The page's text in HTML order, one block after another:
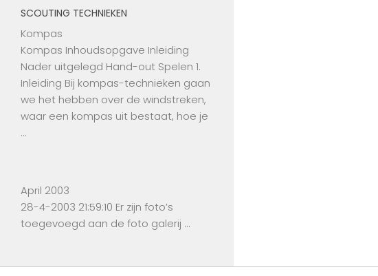
SCOUTING TECHNIEKEN
Kompas
Kompas Inhoudsopgave Inleiding
Nader uitgelegd Hand-out Spelen 1.
Inleiding Bij kompas-technieken gaan
we het hebben over de windstreken,
waar een kompas uit bestaat, hoe je
…
April 2003
28-4-2003 21:59:10 Er zijn foto’s
toegevoegd aan de foto galerij …